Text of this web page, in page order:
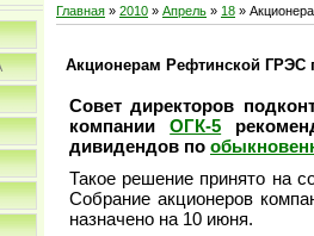
Главная » 2010 » Апрель » 18 »
Акционерам Рефтинской ГРЭС
Совет директоров
компанииОГК-5
дивидендов по
Такое решение принято на
Собрание акционеров
назначено на 10 июня.